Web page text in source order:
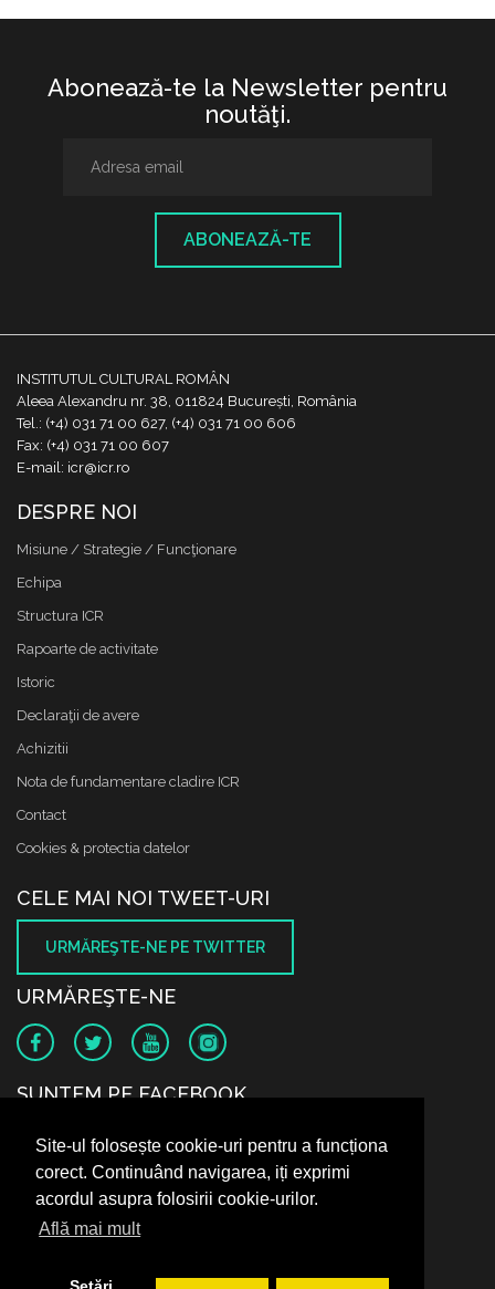
Site-ul folosește cookie-uri pentru a funcționa
corect. Continuând navigarea, iți exprimi
acordul asupra folosirii cookie-urilor.
Află mai mult
Abonează-te la Newsletter pentru
noutăţi.
ABONEAZĂ-TE
INSTITUTUL CULTURAL ROMÂN
Aleea Alexandru nr. 38, 011824 București, România
Tel.: (+4) 031 71 00 627, (+4) 031 71 00 606
Fax: (+4) 031 71 00 607
E-mail: icr@icr.ro
DESPRE NOI
Misiune / Strategie / Funcţionare
Echipa
Structura ICR
Rapoarte de activitate
Istoric
Declaraţii de avere
Achizitii
Nota de fundamentare cladire ICR
Contact
Cookies & protectia datelor
CELE MAI NOI TWEET-URI
URMĂREŞTE-NE PE TWITTER
URMĂREŞTE-NE
SUNTEM PE FACEBOOK